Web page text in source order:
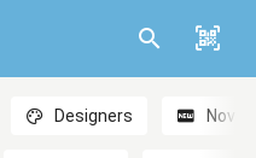
Designers Novo